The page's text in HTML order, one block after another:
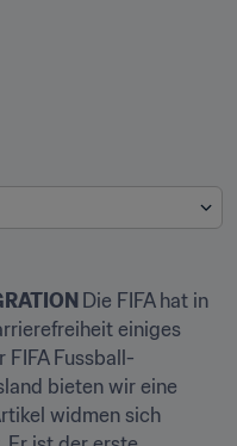
Die FIFA hat in
einiges
Fussball-
bieten wir eine
widmen sich